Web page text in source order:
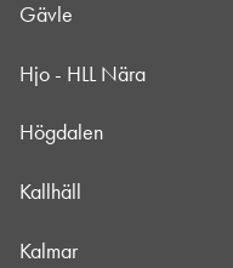
Gävle
Hjo - HLL Nära
Högdalen
Kallhäll
Kalmar